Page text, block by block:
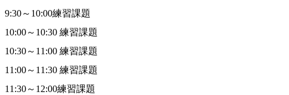
9:30～10:00練習課題
10:00～10:30 練習課題
10:30～11:00 練習課題
11:00～11:30 練習課題
11:30～12:00練習課題